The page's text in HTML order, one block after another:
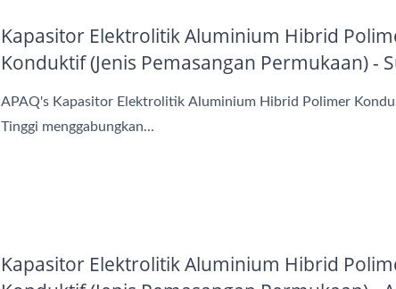
Kapasitor Elektrolitik Aluminium Hibrid
Konduktif (Jenis Pemasangan Permukaan) -
APAQ's Kapasitor Elektrolitik Aluminium Hibrid Polimer
Tinggi menggabungkan...
Kapasitor Elektrolitik Aluminium Hibrid